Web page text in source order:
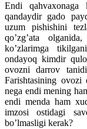
Endi qahvaxonaga
qandaydir gado
uzum pishishini
qo’zg’ata
ko’zlarimga
ondayoq kimdir
ovozni darrov
Farishtasining ovozi
nega endi mening
endi menda ham
imzosi ostidagi
bo’lmasligi kerak?